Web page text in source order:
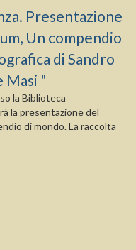
Presentazione
Un compendio
di Sandro
Masi "
la Biblioteca
la presentazione del
di mondo. La raccolta